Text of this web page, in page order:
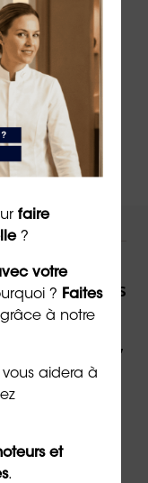
en
QUALIOPI.
!
dans
votre
un expert,
faire
?
votre
? Faites
à notre
vous aidera à
et
.